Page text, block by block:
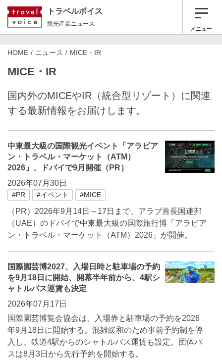
トラベルボイス
観光産業ニュース
メニュー
HOME ニュース MICE・IR
MICE・IR
国内外のMICEやIR（統合型リゾート）に関連
する最新情報をお届けします。
中東最大級の国際観光イベント「アラビア
ン・トラベル・マーケット（ATM）
2026」、ドバイで9月開催（PR）
2026年07月30日
#PR #イベント #MICE
（PR）2026年9月14日～17日まで、アラブ首長国連邦
（UAE）のドバイで中東最大級の国際旅行博「アラビア
ン・トラベル・マーケット（ATM）2026」が開催。
国際園芸博2027、入場日時と駐車場の予約
を9月18日に開始、開幕半年前から、4駅シ
ャトルバス運賃も決定
2026年07月17日
国際園芸博覧会協会は、入場券と駐車場の予約を2026
年9月18日に開始する。混雑緩和のため事前予約制を導
入し、鉄道4駅からのシャトルバス運賃も設定。団体バ
スは8月3日から先行予約を開始する。